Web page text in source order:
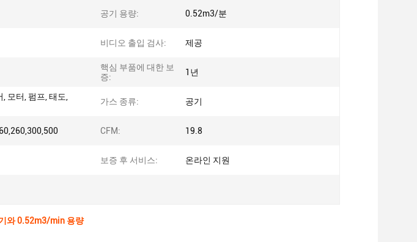
공기 용량: 0.52m3/분
비디오 출입 검사: 제공
핵심 부품에 대한 보
증:
1년
모터, 펌프, 태도,
가스 종류: 공기
CFM: 19.8
보증 후 서비스: 온라인 지원
와 0.52m3/min 용량